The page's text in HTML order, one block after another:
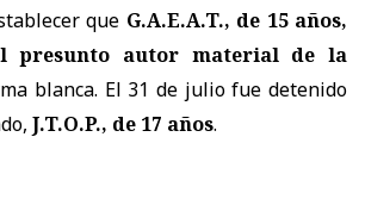
que G.A.E.A.T., de 15 años,
presunto autor material de la
blanca. El 31 de julio fue detenido
J.T.O.P., de 17 años.